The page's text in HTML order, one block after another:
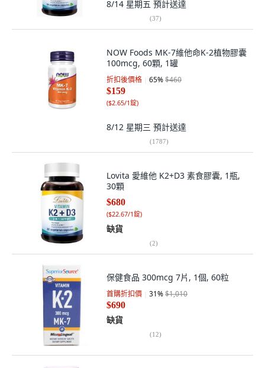
8/14 星期五 預計送達
(37)
NOW Foods MK-7維他命K-2植物膠囊
100mcg, 60顆, 1罐
折扣後價格 65%$460
$159
($2.65/1錠)
8/12 星期三 預計送達
(1787)
Lovita 愛維他 K2+D3 素食膠囊, 1瓶,
30顆
$680
($22.67/1錠)
缺貨
(2)
保健食品 300mcg 7片, 1個, 60粒
首購折扣價 31%$1,010
$690
缺貨
(12)